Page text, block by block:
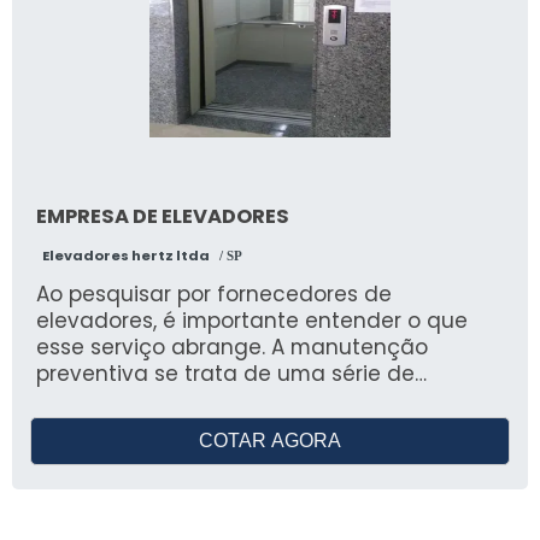
EMPRESA DE ELEVADORES
Elevadores hertz ltda / SP
Ao pesquisar por fornecedores de
elevadores, é importante entender o que
esse serviço abrange. A manutenção
preventiva se trata de uma série de
funcionamento adequado do equipamento
e evitar problemas e acidentes. Essa
COTAR AGORA